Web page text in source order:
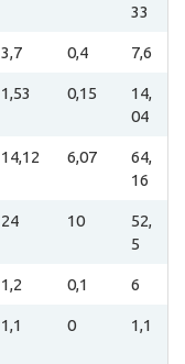
33
3,7 0,4 7,6
1,53 0,15
14,
04
14,12 6,07
64,
16
24 10
52,
5
1,2 0,1 6
1,1 0 1,1